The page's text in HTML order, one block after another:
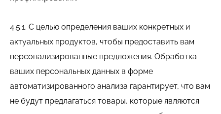
4.5.1. С целью определения ваших конкретных и
актуальных продуктов, чтобы предоставить вам
персонализированные предложения. Обработка
ваших персональных данных в форме
автоматизированного анализа гарантирует, что вам
не будут предлагаться товары, которые являются